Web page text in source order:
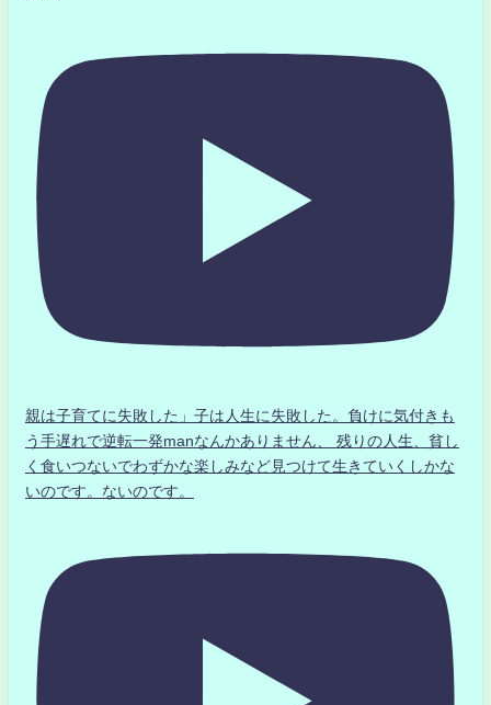
親は子育てに失敗した」子は人生に失敗した。負けに気付きも
う手遅れで逆転一発manなんかありません、 残りの人生、貧し
く食いつないでわずかな楽しみなど見つけて生きていくしかな
いのです。ないのです。